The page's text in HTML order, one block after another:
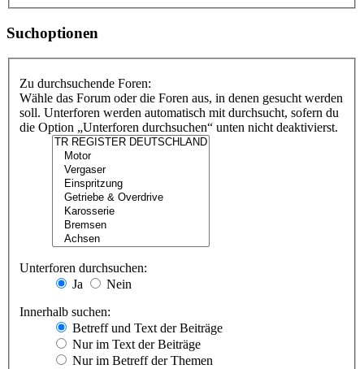
Suchoptionen
Zu durchsuchende Foren:
Wähle das Forum oder die Foren aus, in denen gesucht werden
soll. Unterforen werden automatisch mit durchsucht, sofern du
die Option „Unterforen durchsuchen“ unten nicht deaktivierst.
Unterforen durchsuchen:
Ja
Nein
Innerhalb suchen:
Betreff und Text der Beiträge
Nur im Text der Beiträge
Nur im Betreff der Themen